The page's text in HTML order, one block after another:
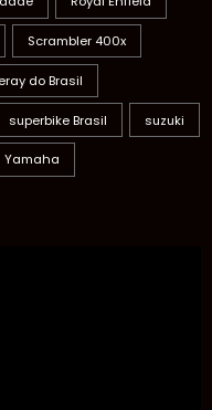
Scrambler 400x
do Brasil
superbike Brasil suzuki
Yamaha